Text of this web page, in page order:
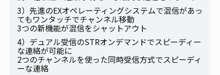
3）先進のEXオペレーティングシステムで混信があっ
てもワンタッチでチャンネル移動
3つの新機能が混信をシャットアウト
4）デュアル受信のSTRオンデマンドでスピーディー
な連絡が可能に
2つのチャンネルを使った同時受信方式でスピーディ
ーな連絡